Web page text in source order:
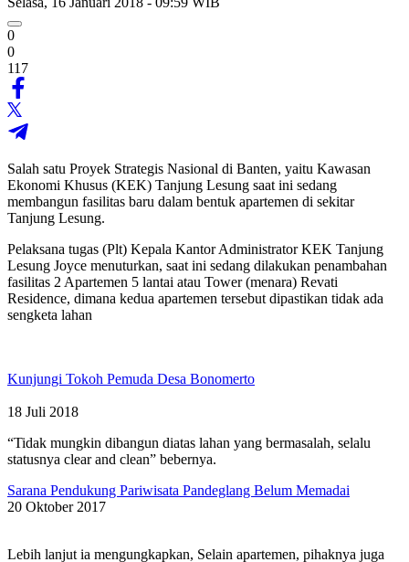
0
0
117
Salah satu Proyek Strategis Nasional di Banten, yaitu Kawasan
Ekonomi Khusus (KEK) Tanjung Lesung saat ini sedang
membangun fasilitas baru dalam bentuk apartemen di sekitar
Tanjung Lesung.
Pelaksana tugas (Plt) Kepala Kantor Administrator KEK Tanjung
Lesung Joyce menuturkan, saat ini sedang dilakukan penambahan
fasilitas 2 Apartemen 5 lantai atau Tower (menara) Revati
Residence, dimana kedua apartemen tersebut dipastikan tidak ada
sengketa lahan
Kunjungi Tokoh Pemuda Desa Bonomerto
18 Juli 2018
“Tidak mungkin dibangun diatas lahan yang bermasalah, selalu
statusnya clear and clean” bebernya.
Sarana Pendukung Pariwisata Pandeglang Belum Memadai
20 Oktober 2017
Lebih lanjut ia mengungkapkan, Selain apartemen, pihaknya juga